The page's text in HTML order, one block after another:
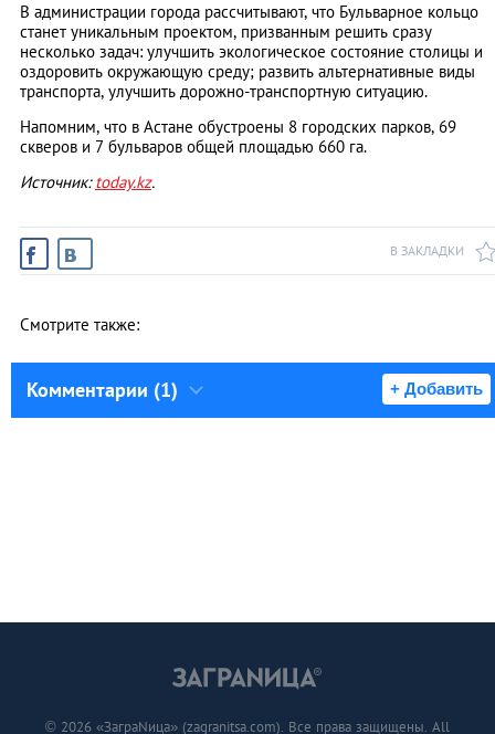
В администрации города рассчитывают, что Бульварное кольцо
станет уникальным проектом, призванным решить сразу
несколько задач: улучшить экологическое состояние столицы и
оздоровить окружающую среду; развить альтернативные виды
транспорта, улучшить дорожно-транспортную ситуацию.
Напомним, что в Астане обустроены 8 городских парков, 69
скверов и 7 бульваров общей площадью 660 га.
Источник:today.kz.
В ЗАКЛАДКИ
Смотрите также:
Комментарии (1) + Добавить
© 2026 «ЗаграNица» (zagranitsa.com). Все права защищены. All